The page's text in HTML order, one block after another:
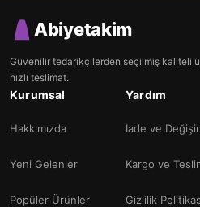
Abiyetakim
Güvenilir tedarikçilerden seçilmiş kaliteli
hızlı teslimat.
Kurumsal
Hakkımızda
Yeni Gelenler
Popüler Ürünler
Yardım
İade ve
Kargo ve
Gizlilik